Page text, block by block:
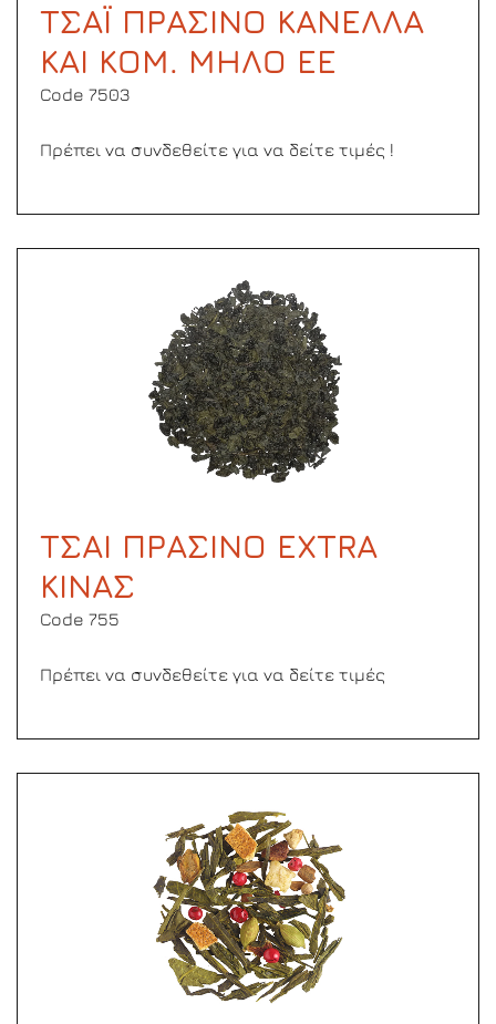
ΤΣΑΪ ΠΡΑΣΙΝΟ ΚΑΝΕΛΛΑ
ΚΑΙ ΚΟΜ. ΜΗΛΟ ΕΕ
Code 7503
Πρέπει να συνδεθείτε για να δείτε τιμές !
ΤΣΑΙ ΠΡΑΣΙΝΟ ΕΧΤRA
ΚΙΝΑΣ
Code 755
Πρέπει να συνδεθείτε για να δείτε τιμές